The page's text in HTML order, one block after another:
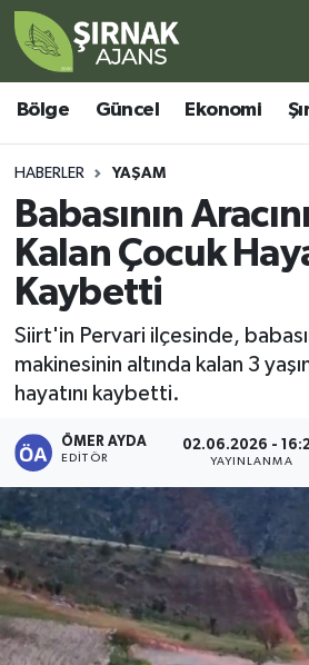
Bölge Güncel Ekonomi
HABERLER YAŞAM
Babasının
Kalan Çocuk
Kaybetti
Siirt'in Pervari ilçesinde,
makinesinin altında kalan 3
hayatını kaybetti.
ÖMER AYDA
EDITÖR
02.06.2026 -
YAYINLANMA
Bölge
Güncel
Ekonomi
Şırnak
Yaşam
Sağlık
Siyaset
Spor
Teknoloji
Şırnak Nöbetçi Eczaneler
Şırnak Hava Durumu
Şirnak Namaz Vakitleri
Şırnak Trafik Yoğunluk
Süper Lig Puan Durumu ve
Tüm Manşetler